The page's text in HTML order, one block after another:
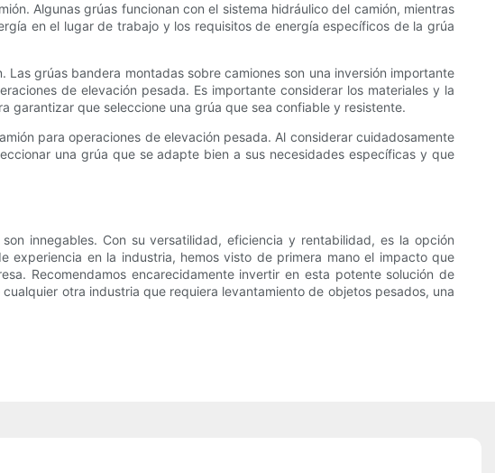
Algunas grúas funcionan con el sistema hidráulico del camión, mientras
en el lugar de trabajo y los requisitos de energía específicos de la grúa
grúas bandera montadas sobre camiones son una inversión importante
de elevación pesada. Es importante considerar los materiales y la
garantizar que seleccione una grúa que sea confiable y resistente.
para operaciones de elevación pesada. Al considerar cuidadosamente
una grúa que se adapte bien a sus necesidades específicas y que
innegables. Con su versatilidad, eficiencia y rentabilidad, es la opción
experiencia en la industria, hemos visto de primera mano el impacto que
Recomendamos encarecidamente invertir en esta potente solución de
otra industria que requiera levantamiento de objetos pesados, una